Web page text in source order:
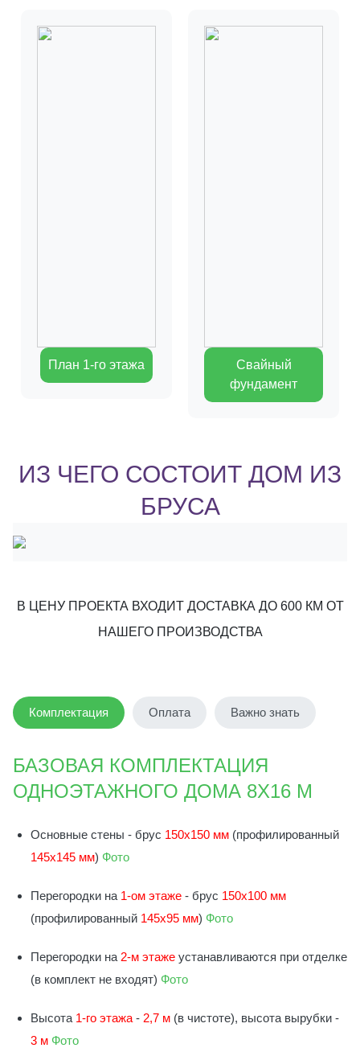
План 1-го этажа
Свайный
фундамент
ИЗ ЧЕГО СОСТОИТ ДОМ ИЗ
БРУСА
В ЦЕНУ ПРОЕКТА ВХОДИТ ДОСТАВКА ДО 600 КМ ОТ
НАШЕГО ПРОИЗВОДСТВА
Комплектация Оплата Важно знать
БАЗОВАЯ КОМПЛЕКТАЦИЯ
ОДНОЭТАЖНОГО ДОМА 8Х16 М
Основные стены - брус 150х150 мм (профилированный
145х145 мм) Фото
Перегородки на 1-ом этаже - брус 150х100 мм
(профилированный 145х95 мм) Фото
Перегородки на 2-м этаже устанавливаются при отделке
(в комплект не входят) Фото
Высота 1-го этажа - 2,7 м (в чистоте), высота вырубки -
3 м Фото